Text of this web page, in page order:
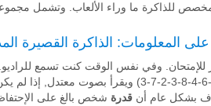
المعلومات: الذاكرة القصيرة
للإمتحان. وفي نفس الوقت كنت تسمع
بشكل عام أن قدرة